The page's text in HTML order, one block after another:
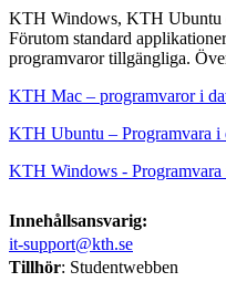
KTH Windows, KTH Ubuntu
Förutom standard
programvaror tillgängliga.
KTH Mac – programvaror i
KTH Ubuntu – Programvara i
KTH Windows - Programvara
Innehållsansvarig:
it-support@kth.se
Tillhör: Studentwebben